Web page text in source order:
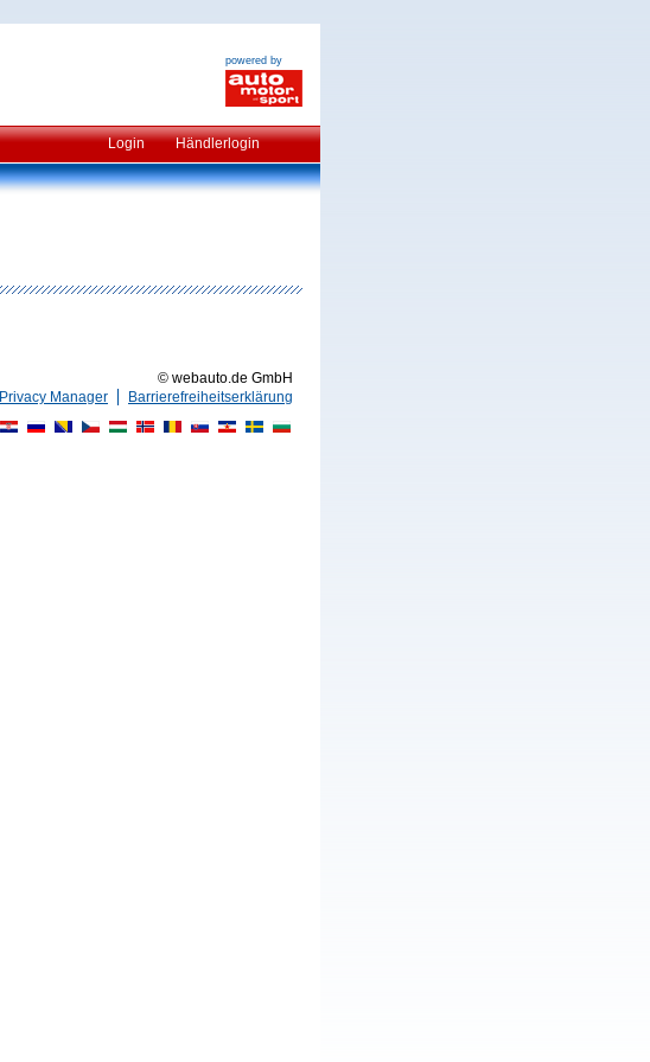
powered by
Login Händlerlogin
© webauto.de GmbH
Privacy Manager
Barrierefreiheitserklärung